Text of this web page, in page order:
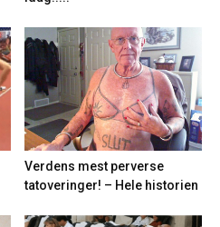
Verdens mest perverse
tatoveringer! – Hele historien